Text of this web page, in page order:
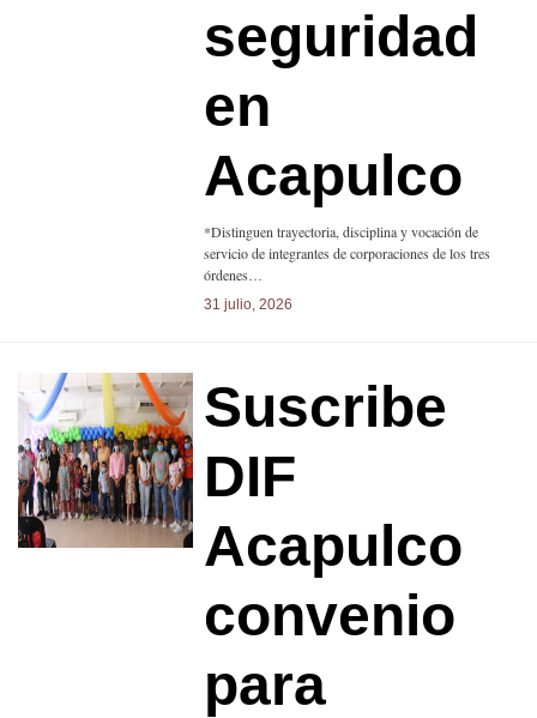
seguridad
en
Acapulco
*Distinguen trayectoria, disciplina y vocación de
servicio de integrantes de corporaciones de los tres
órdenes…
31 julio, 2026
Suscribe
DIF
Acapulco
convenio
para